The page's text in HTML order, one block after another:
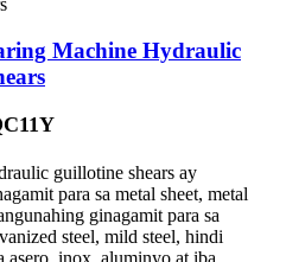
Machine Hydraulic
guillotine shears ay
para sa metal sheet, metal
ginagamit para sa
steel, mild steel, hindi
asero, inox, aluminyo at iba